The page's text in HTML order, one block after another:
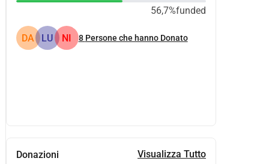
56,7%funded
DA LU NI 8 Persone che hanno Donato
Donazioni Visualizza Tutto